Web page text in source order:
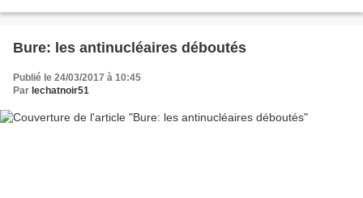
Bure: les antinucléaires déboutés
Publié le 24/03/2017 à 10:45
Par lechatnoir51